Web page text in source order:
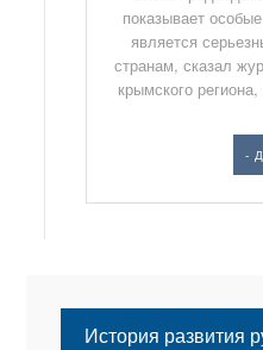
показывает
является
странам, сказал
крымского
-
История развития